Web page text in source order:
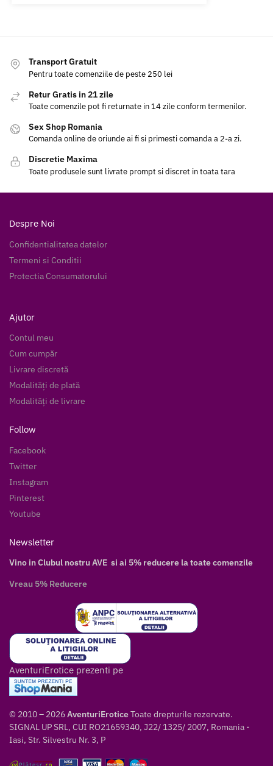
Transport Gratuit
Pentru toate comenziile de peste 250 lei
Retur Gratis in 21 zile
Toate comenzile pot fi returnate in 14 zile conform termenilor.
Sex Shop Romania
Comanda online de oriunde ai fi si primesti comanda a 2-a zi.
Discretie Maxima
Toate produsele sunt livrate prompt si discret in toata tara
Despre Noi
Confidentialitatea datelor
Termeni si Conditii
Protectia Consumatorului
Ajutor
Contul meu
Cum cumpăr
Livrare discretă
Modalități de plată
Modalități de livrare
Follow
Facebook
Twitter
Instagram
Pinterest
Youtube
Newsletter
Vino in Clubul nostru AVE si ai 5% reducere la toate comenzile
Vreau 5% Reducere
AventuriErotice prezenti pe
© 2010 – 2026AventuriEroticeToate drepturile rezervate.
SIGNAL UP SRL, CUI RO21659340, J22/ 1325/ 2007, Romania -
Iasi, Str. Silvestru Nr. 3, P